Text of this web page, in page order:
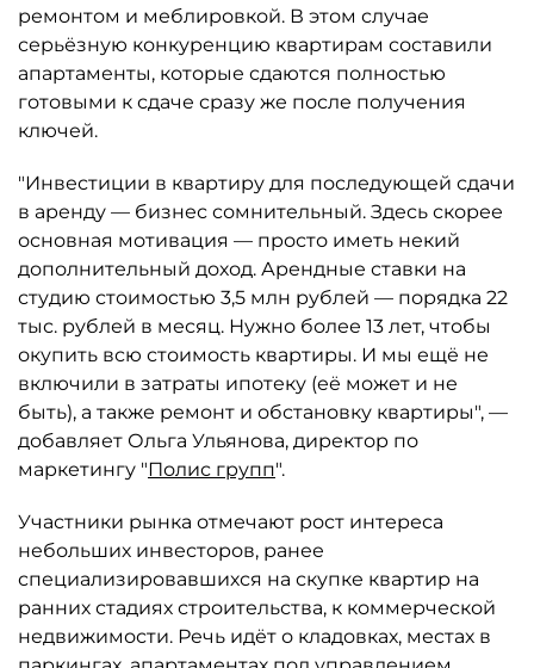
ремонтом и меблировкой. В этом случае
серьёзную конкуренцию квартирам составили
апартаменты, которые сдаются полностью
готовыми к сдаче сразу же после получения
ключей.
"Инвестиции в квартиру для последующей сдачи
в аренду — бизнес сомнительный. Здесь скорее
основная мотивация — просто иметь некий
дополнительный доход. Арендные ставки на
студию стоимостью 3,5 млн рублей — порядка 22
тыс. рублей в месяц. Нужно более 13 лет, чтобы
окупить всю стоимость квартиры. И мы ещё не
включили в затраты ипотеку (её может и не
быть), а также ремонт и обстановку квартиры", —
добавляет Ольга Ульянова, директор по
маркетингу "Полис групп".
Участники рынка отмечают рост интереса
небольших инвесторов, ранее
специализировавшихся на скупке квартир на
ранних стадиях строительства, к коммерческой
недвижимости. Речь идёт о кладовках, местах в